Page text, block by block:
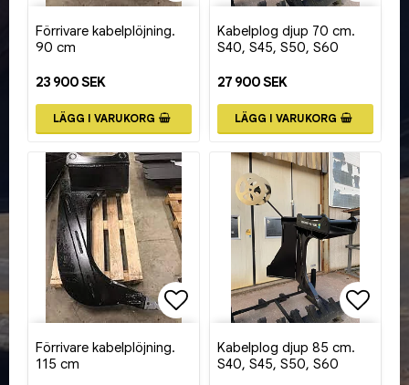
Lägg till i favoritlistan
Förrivare kabelplöjning.
90 cm
23 900 SEK
LÄGG I VARUKORG
Lägg
Kabelplog djup 70 cm.
S40, S45, S50, S60
27 900 SEK
LÄGG I VARUKORG
Lägg till i favoritlistan
Förrivare kabelplöjning.
115 cm
Lägg
Kabelplog djup 85 cm.
S40, S45, S50, S60